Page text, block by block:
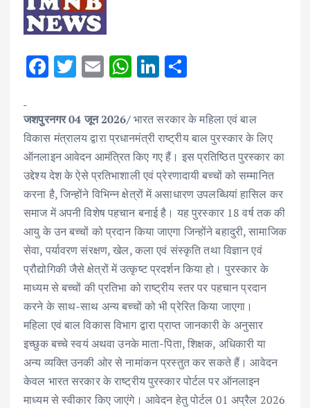
F
e
b
o
o
k
T
it
te
r
E
ai
l
W
at
s
A
p
p
Li
k
e
dI
n
ar
e
जशपुरनगर 04 जून 2026/भारत सरकार के महिला एवं बाल
विकास मंत्रालय द्वारा प्रधानमंत्री राष्ट्रीय बाल पुरस्कार के लिए
ऑनलाइन आवेदन आमंत्रित किए गए हैं। इस प्रतिष्ठित पुरस्कार का
उद्देश्य देश के ऐसे प्रतिभाशाली एवं प्रेरणादायी बच्चों को सम्मानित
करना है, जिन्होंने विभिन्न क्षेत्रों में असाधारण उपलब्धियां हासिल कर
समाज में अपनी विशेष पहचान बनाई है। यह पुरस्कार 18 वर्ष तक की
आयु के उन बच्चों को प्रदान किया जाएगा जिन्होंने बहादुरी, सामाजिक
सेवा, पर्यावरण संरक्षण, खेल, कला एवं संस्कृति तथा विज्ञान एवं
प्रौद्योगिकी जैसे क्षेत्रों में उत्कृष्ट प्रदर्शन किया हो। पुरस्कार के
माध्यम से बच्चों की प्रतिभा को राष्ट्रीय स्तर पर पहचान प्रदान
करने के साथ-साथ अन्य बच्चों को भी प्रेरित किया जाएगा।
महिला एवं बाल विकास विभाग द्वारा प्राप्त जानकारी के अनुसार
इच्छुक बच्चे स्वयं अथवा उनके माता-पिता, शिक्षक, अधिकारी या
अन्य व्यक्ति उनकी ओर से नामांकन प्रस्तुत कर सकते हैं। आवेदन
केवल भारत सरकार के राष्ट्रीय पुरस्कार पोर्टल पर ऑनलाइन
माध्यम से स्वीकार किए जाएंगे। आवेदन हेतु पोर्टल 01 अप्रैल 2026